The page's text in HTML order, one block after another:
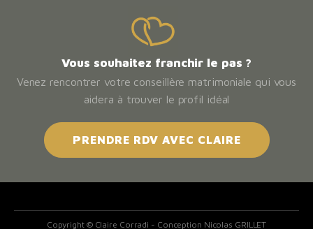
Vous souhaitez franchir le pas ?
Venez rencontrer votre conseillère matrimoniale qui vous
aidera à trouver le profil idéal
PRENDRE RDV AVEC CLAIRE
Copyright © Claire Corradi - Conception Nicolas GRILLET